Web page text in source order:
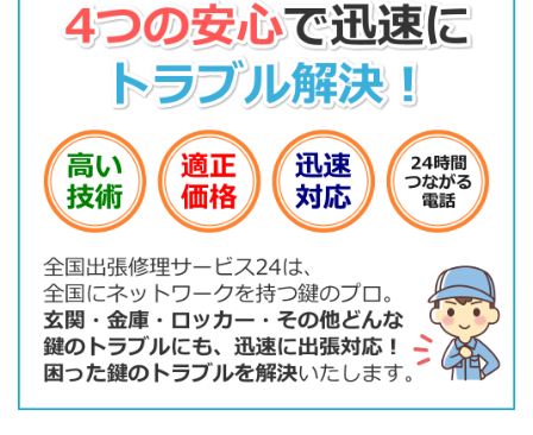
稲荷 / 大森中町 / 大森西町 / 大森東町 / 小野岩戸 / 小
野上ノ町 / 小野下ノ町 / 小野中ノ町 / 小野宮ノ上町 /
上賀茂葵田町 / 上賀茂葵之森町 / 上賀茂赤尾町 / 上賀
茂朝露ケ原町 / 上賀茂畔勝町 / 上賀茂荒草町 / 上賀茂
町 / 上賀茂今井河原町 / 上賀茂岩ケ垣内町 / 上賀茂馬
ノ目町 / 上賀茂梅ケ辻町 / 上賀茂烏帽子ケ垣内町 / 上
賀茂大柳町 / 上賀茂岡本口町 / 上賀茂岡本町 / 上賀茂
音保瀬町 / 上賀茂上神原町 / 上賀茂北大路町 / 上賀茂
北ノ原町 / 上賀茂毛穴井町 / 上賀茂ケシ山 / 上賀茂神
山 / 上賀茂榊田町 / 上賀茂坂口町 / 上賀茂桜井町 / 上
賀茂下神原町 / 上賀茂十三石山 / 上賀茂菖蒲園町 / 上
賀茂蝉ケ垣内町 / 上賀茂高縄手町 / 上賀茂竹ケ鼻町 /
上賀茂土門町 / 上賀茂津ノ国町 / 上賀茂豊田町 / 上賀